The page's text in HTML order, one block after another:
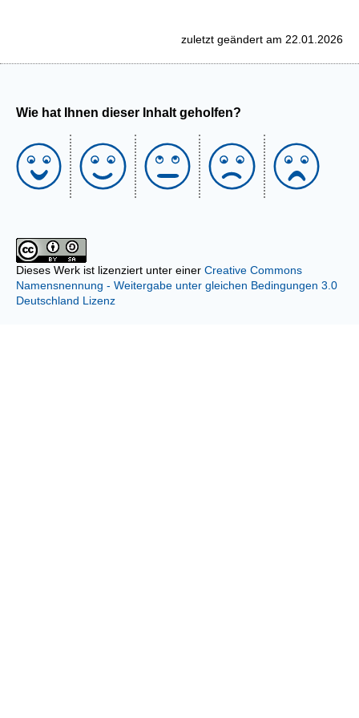
zuletzt geändert am 22.01.2026
Wie hat Ihnen dieser Inhalt geholfen?
Dieses Werk ist lizenziert unter einer Creative Commons
Namensnennung - Weitergabe unter gleichen Bedingungen 3.0
Deutschland Lizenz